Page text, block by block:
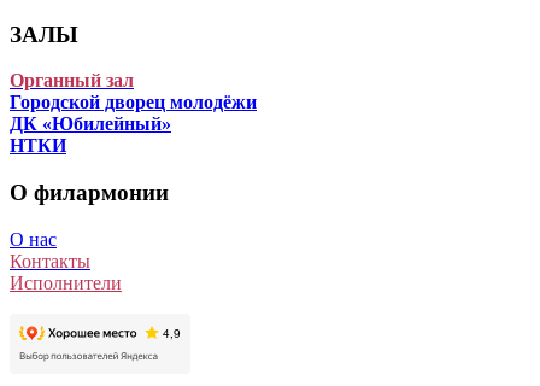
ЗАЛЫ
Органный зал
Городской дворец молодёжи
ДК «Юбилейный»
НТКИ
О филармонии
О нас
Контакты
Исполнители